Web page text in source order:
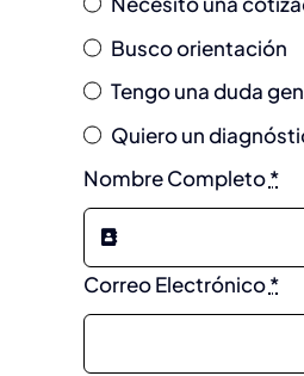
Busco orientación
Tengo una duda
Quiero un
Nombre Completo*
Correo Electrónico*